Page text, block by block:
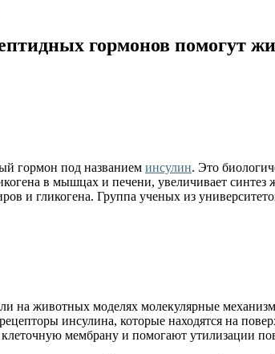
гормонов помогут
гормон под названием инсулин. Это
в мышцах и печени, увеличивает
и гликогена. Группа ученых из
на животных моделях молекулярные
инсулина, которые находятся на
мембрану и помогают утилизации